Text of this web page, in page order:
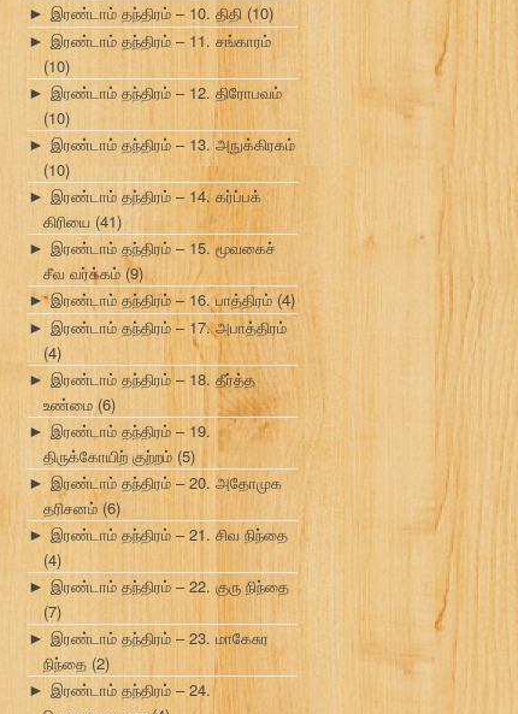
► இரண்டாம் தந்திரம் – 10. திதி (10)
► இரண்டாம் தந்திரம் – 11. சங்காரம்
(10)
► இரண்டாம் தந்திரம் – 12. திரோபவம்
(10)
► இரண்டாம் தந்திரம் – 13. அநுக்கிரகம்
(10)
► இரண்டாம் தந்திரம் – 14. கர்ப்பக்
கிரியை (41)
► இரண்டாம் தந்திரம் – 15. மூவகைச்
சீவ வர்க்கம் (9)
► இரண்டாம் தந்திரம் – 16. பாத்திரம் (4)
► இரண்டாம் தந்திரம் – 17. அபாத்திரம்
(4)
► இரண்டாம் தந்திரம் – 18. தீர்த்த
உண்மை (6)
► இரண்டாம் தந்திரம் – 19.
திருக்கோயிற் குற்றம் (5)
► இரண்டாம் தந்திரம் – 20. அதோமுக
தரிசனம் (6)
► இரண்டாம் தந்திரம் – 21. சிவ நிந்தை
(4)
► இரண்டாம் தந்திரம் – 22. குரு நிந்தை
(7)
► இரண்டாம் தந்திரம் – 23. மாகேசுர
நிந்தை (2)
► இரண்டாம் தந்திரம் – 24.